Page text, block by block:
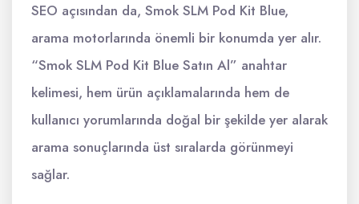
SEO açısından da, Smok SLM Pod Kit Blue,
arama motorlarında önemli bir konumda yer alır.
“Smok SLM Pod Kit Blue Satın Al” anahtar
kelimesi, hem ürün açıklamalarında hem de
kullanıcı yorumlarında doğal bir şekilde yer alarak
arama sonuçlarında üst sıralarda görünmeyi
sağlar.